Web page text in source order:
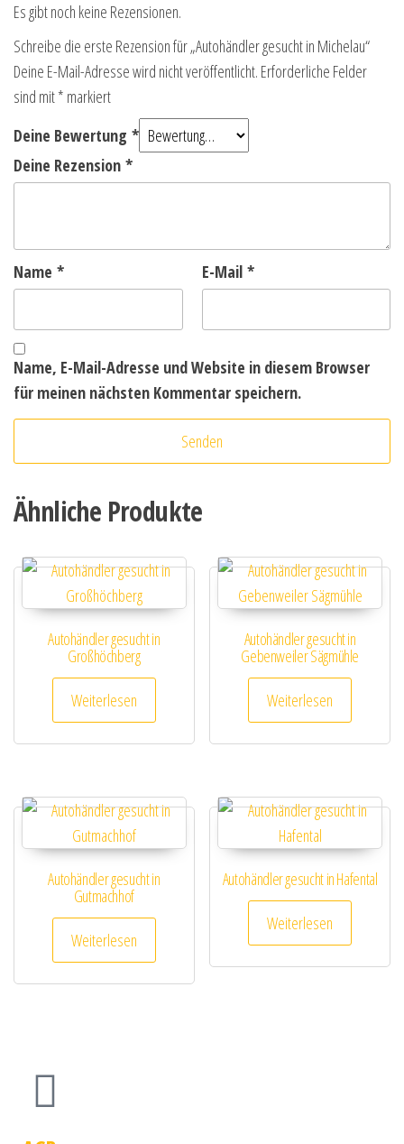
Es gibt noch keine Rezensionen.
Schreibe die erste Rezension für „Autohändler gesucht in Michelau“
Deine E-Mail-Adresse wird nicht veröffentlicht. Erforderliche Felder
sind mit* markiert
Deine Bewertung *
Deine Rezension *
Name * E-Mail *
Name, E-Mail-Adresse und Website in diesem Browser
für meinen nächsten Kommentar speichern.
Ähnliche Produkte
Autohändler gesucht in
Großhöchberg
Weiterlesen
Autohändler gesucht in
Gebenweiler Sägmühle
Weiterlesen
Autohändler gesucht in
Gutmachhof
Weiterlesen
Autohändler gesucht in Hafental
Weiterlesen